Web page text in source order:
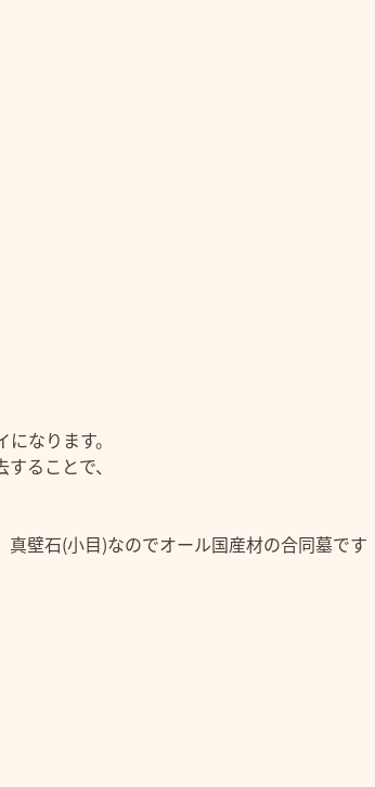
なります。
ることで、
壁石(小目)なのでオール国産材の合同墓です